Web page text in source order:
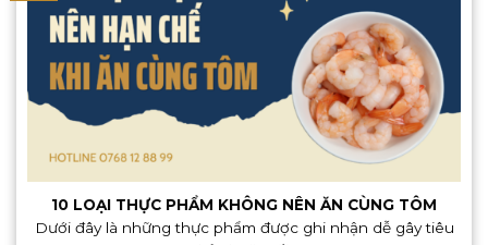
10 LOẠI THỰC PHẨM KHÔNG NÊN ĂN CÙNG TÔM
Dưới đây là những thực phẩm được ghi nhận dễ gây tiêu